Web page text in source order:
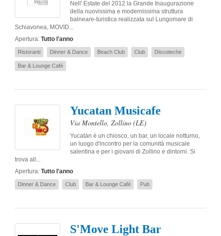
Nell' Estate del 2012 la Grande Inaugurazione
della nuovissima e modernissima struttura
balneare-turistica realizzata sul Lungomare di
Schiavonea, MOVID...
Apertura: Tutto l'anno
Ristoranti Dinner & Dance Beach Club Club Discoteche
Bar & Lounge Café
Yucatan Musicafe
Via Montello, Zollino (LE)
Yucatàn è un chiosco, un bar, un locale notturno,
un luogo d'incontro per la comunità musicale
salentina e per i giovani di Zollino e dintorni. Si
trova all...
Apertura: Tutto l'anno
Dinner & Dance Club Bar & Lounge Café Pub
S'Move Light Bar